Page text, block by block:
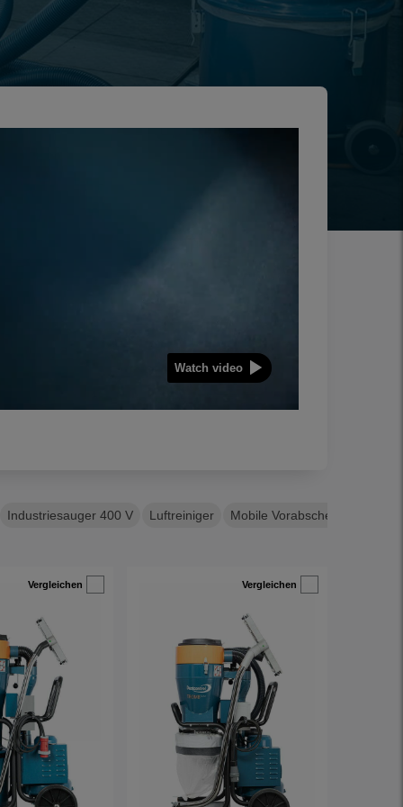
Watch video
Industriesauger 400 V Luftreiniger Mobile Vorabscheider
Vergleichen Vergleichen